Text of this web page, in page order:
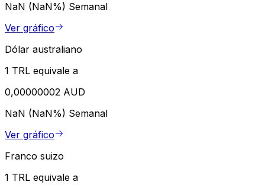
NaN (NaN%) Semanal
Ver gráfico
Dólar australiano
1 TRL equivale a
0,00000002 AUD
NaN (NaN%) Semanal
Ver gráfico
Franco suizo
1 TRL equivale a